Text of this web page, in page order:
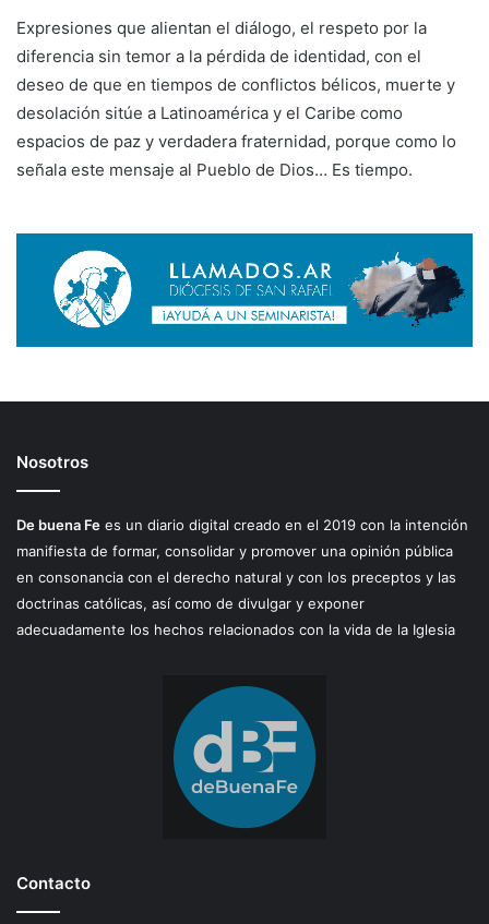
Expresiones que alientan el diálogo, el respeto por la
diferencia sin temor a la pérdida de identidad, con el
deseo de que en tiempos de conflictos bélicos, muerte y
desolación sitúe a Latinoamérica y el Caribe como
espacios de paz y verdadera fraternidad, porque como lo
señala este mensaje al Pueblo de Dios… Es tiempo.
Nosotros
De buena Fe es un diario digital creado en el 2019 con la intención
manifiesta de formar, consolidar y promover una opinión pública
en consonancia con el derecho natural y con los preceptos y las
doctrinas católicas, así como de divulgar y exponer
adecuadamente los hechos relacionados con la vida de la Iglesia
Contacto